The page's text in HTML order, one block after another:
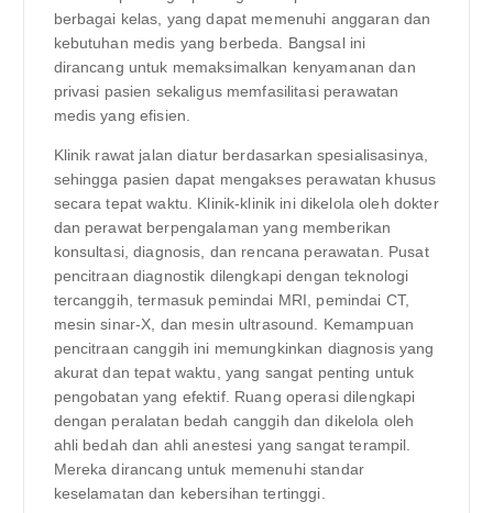
berbagai kelas, yang dapat memenuhi anggaran dan
kebutuhan medis yang berbeda. Bangsal ini
dirancang untuk memaksimalkan kenyamanan dan
privasi pasien sekaligus memfasilitasi perawatan
medis yang efisien.
Klinik rawat jalan diatur berdasarkan spesialisasinya,
sehingga pasien dapat mengakses perawatan khusus
secara tepat waktu. Klinik-klinik ini dikelola oleh dokter
dan perawat berpengalaman yang memberikan
konsultasi, diagnosis, dan rencana perawatan. Pusat
pencitraan diagnostik dilengkapi dengan teknologi
tercanggih, termasuk pemindai MRI, pemindai CT,
mesin sinar-X, dan mesin ultrasound. Kemampuan
pencitraan canggih ini memungkinkan diagnosis yang
akurat dan tepat waktu, yang sangat penting untuk
pengobatan yang efektif. Ruang operasi dilengkapi
dengan peralatan bedah canggih dan dikelola oleh
ahli bedah dan ahli anestesi yang sangat terampil.
Mereka dirancang untuk memenuhi standar
keselamatan dan kebersihan tertinggi.